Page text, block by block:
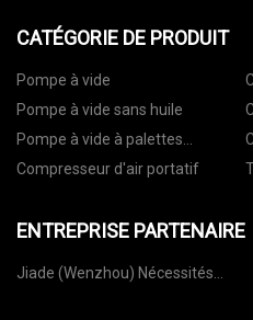
CATÉGORIE DE PRODUIT
Pompe à vide
Pompe à vide sans huile
Pompe à vide à palettes
rotatives
Compresseur d'air portatif
ENTREPRISE PARTENAIRE
Jiade (Wenzhou) Nécessités